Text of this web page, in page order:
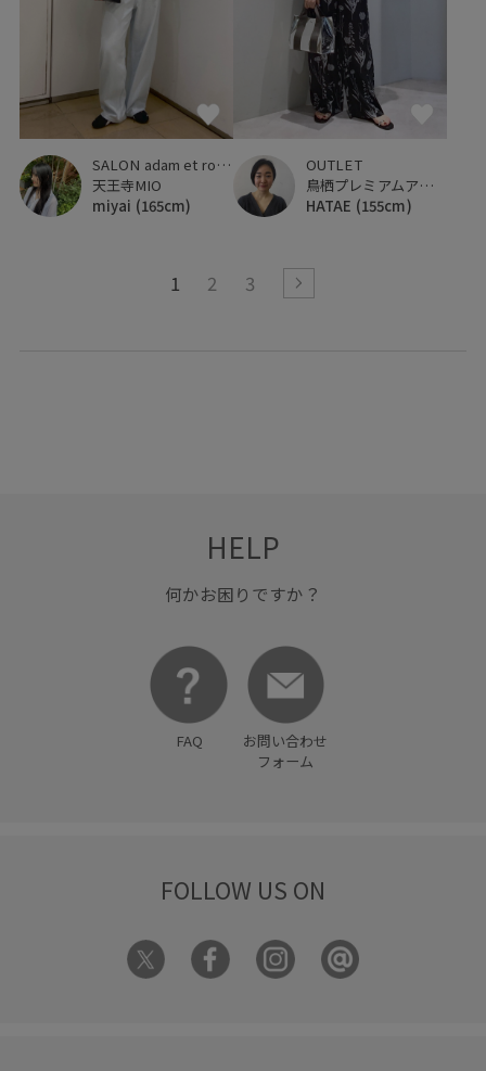
SALON adam et ropé
天王寺MIO
miyai (165cm)
OUTLET
鳥栖プレミアムアウトレット
HATAE (155cm)
1 2 3
HELP
何かお困りですか？
FAQ
お問い合わせ
フォーム
FOLLOW US ON